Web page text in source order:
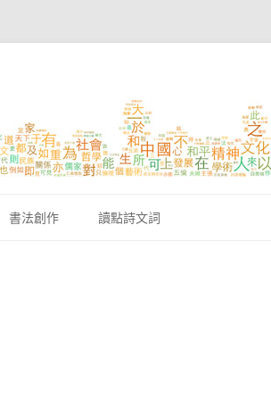
書法創作 讀點詩文詞